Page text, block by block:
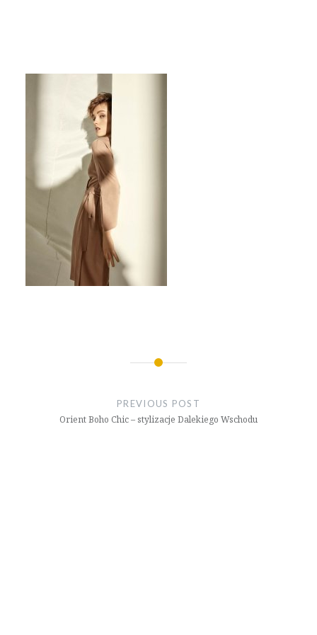
PREVIOUS POST
Orient Boho Chic – stylizacje Dalekiego Wschodu